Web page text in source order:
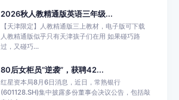
2026秋人教精通版英语三年级...
【天津限定】人教精通版三上教材，电子版可下载
人教精通版似乎只有天津孩子们在用 如果碰巧路
过，又碰巧...
80后女柜员“逆袭”，获聘42...
红星资本局8月6日消息，近日，常熟银行
(601128.SH)集中披露多份董事会决议公告，包括敲